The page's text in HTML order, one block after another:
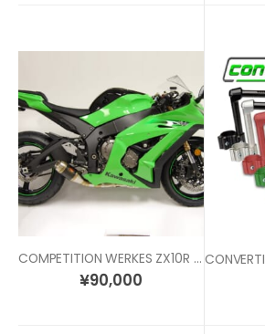
COMPETITION WERKES ZX10R (11-15) スリップオン マフラー
¥90,000